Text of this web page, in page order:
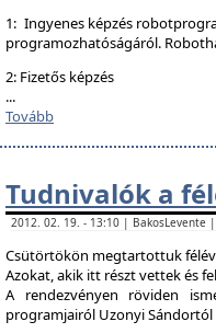
1: Ingyenes képzés
programozhatóságáról.
2: Fizetős képzés
...
Tovább
Tudnivalók a
2012. 02. 19. - 13:10 | BakosLevente
Csütörtökön megtartottuk
Azokat, akik itt részt vettek és
A rendezvényen röviden
programjairól Uzonyi